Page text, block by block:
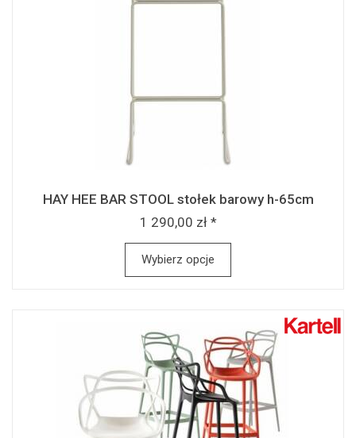
HAY HEE BAR STOOL stołek barowy h-65cm
1 290,00 zł *
Wybierz opcje